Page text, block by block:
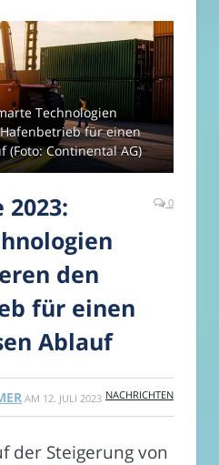
Technologien
für einen
(Foto: Continental AG)
2023:
den
für einen
Ablauf
0
AM 12. JULI 2023 NACHRICHTEN
der Steigerung von